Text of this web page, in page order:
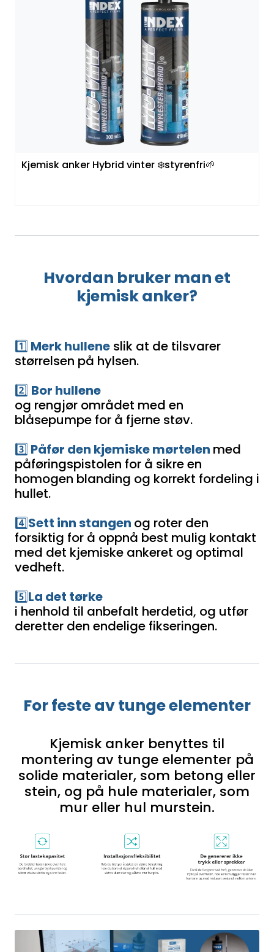
Kjemisk anker Hybrid vinter ❄️styrenfri🌱
Hvordan bruker man et
kjemisk anker?
1️⃣ Merk hullene slik at de tilsvarer
størrelsen på hylsen.
2️⃣ Bor hullene
og rengjør området med en
blåsepumpe for å fjerne støv.
3️⃣ Påfør den kjemiske mørtelen med
påføringspistolen for å sikre en
homogen blanding og korrekt fordeling i
hullet.
4️⃣Sett inn stangen og roter den
forsiktig for å oppnå best mulig kontakt
med det kjemiske ankeret og optimal
vedheft.
5️⃣La det tørke
i henhold til anbefalt herdetid, og utfør
deretter den endelige fikseringen.
For feste av tunge elementer
Kjemisk anker benyttes til
montering av tunge elementer på
solide materialer, som betong eller
stein, og på hule materialer, som
mur eller hul murstein.